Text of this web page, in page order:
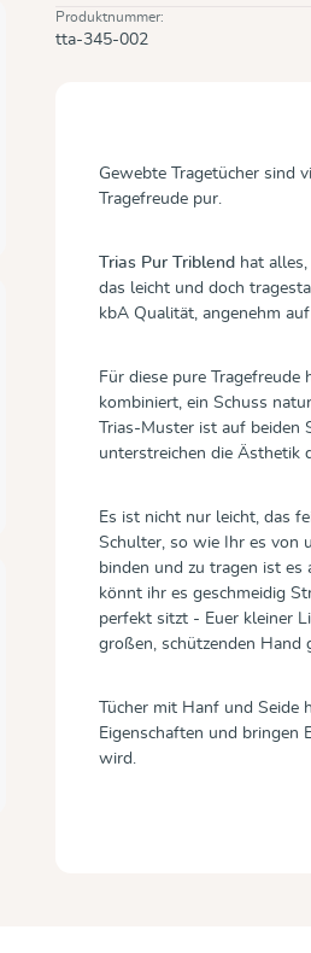
Produktnummer:
tta-345-002
Gewebte Tragetücher sind
Tragefreude pur.
Trias Pur Triblend hat
das leicht und doch
kbA Qualität, angenehm
Für diese pure
kombiniert, ein Schuss
Trias-Muster ist auf beiden
unterstreichen die Ästhetik
Es ist nicht nur leicht, das
Schulter, so wie Ihr es von
binden und zu tragen ist es
könnt ihr es geschmeidig
perfekt sitzt - Euer kleiner
großen, schützenden Hand
Tücher mit Hanf und Seide
Eigenschaften und bringen
wird.